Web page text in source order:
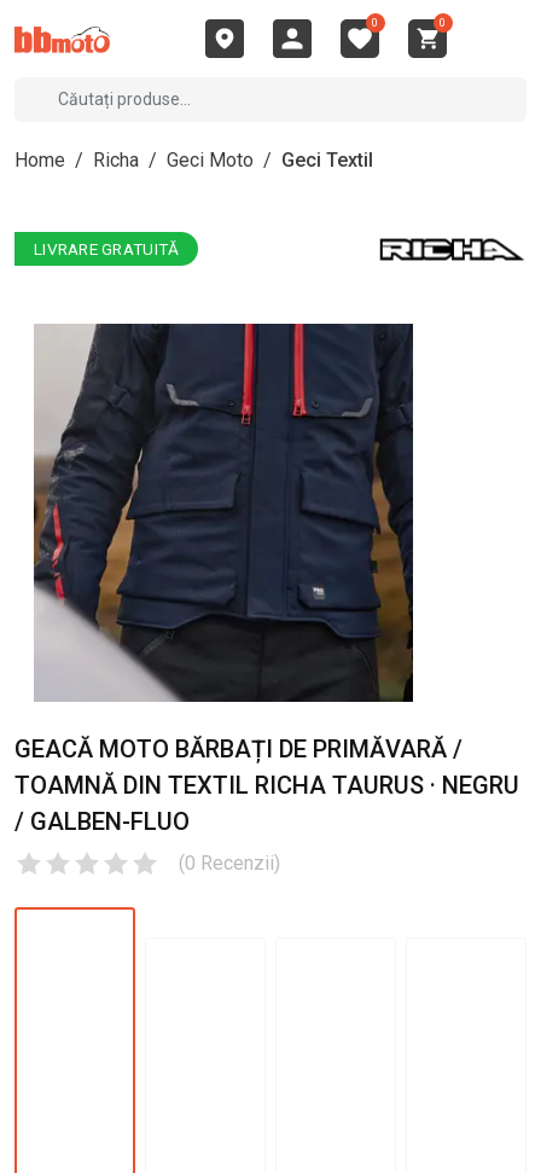
0 0
Home / Richa / Geci Moto / Geci Textil
LIVRARE GRATUITĂ
GEACĂ MOTO BĂRBAȚI DE PRIMĂVARĂ /
TOAMNĂ DIN TEXTIL RICHA TAURUS · NEGRU
/ GALBEN-FLUO
(0 Recenzii)